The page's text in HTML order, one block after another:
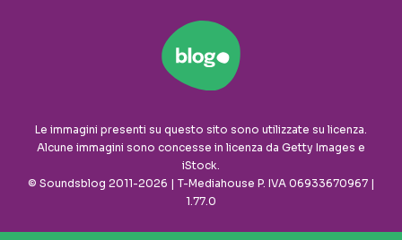
Le immagini presenti su questo sito sono utilizzate su licenza.
Alcune immagini sono concesse in licenza da Getty Images e
iStock.
© Soundsblog 2011-2026 | T-Mediahouse P. IVA 06933670967 |
1.77.0